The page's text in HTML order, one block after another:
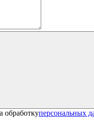
обработкуперсональных